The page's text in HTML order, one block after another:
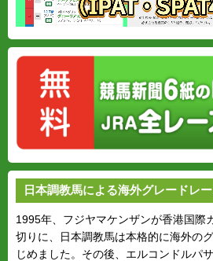
日本調教馬による海外グレードレ
1995年、フジヤマケンザンが香港国際
切りに、日本調教馬は本格的に海外の
じめました。その後、エルコンドルパ